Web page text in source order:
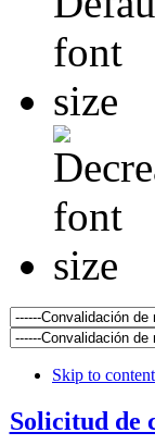
Skip to content
Solicitud de